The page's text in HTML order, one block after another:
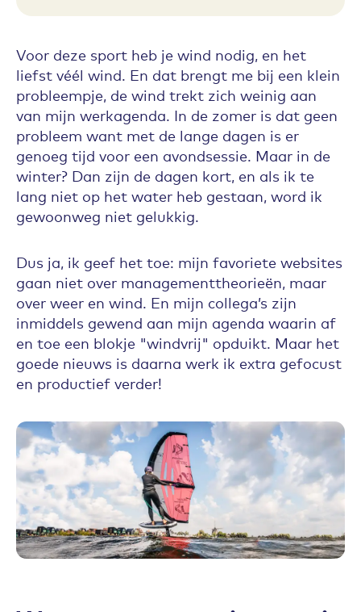
Voor deze sport heb je wind nodig, en het
liefst véél wind. En dat brengt me bij een klein
probleempje, de wind trekt zich weinig aan
van mijn werkagenda. In de zomer is dat geen
probleem want met de lange dagen is er
genoeg tijd voor een avondsessie. Maar in de
winter? Dan zijn de dagen kort, en als ik te
lang niet op het water heb gestaan, word ik
gewoonweg niet gelukkig.
Dus ja, ik geef het toe: mijn favoriete websites
gaan niet over managementtheorieën, maar
over weer en wind. En mijn collega’s zijn
inmiddels gewend aan mijn agenda waarin af
en toe een blokje "windvrij" opduikt. Maar het
goede nieuws is daarna werk ik extra gefocust
en productief verder!